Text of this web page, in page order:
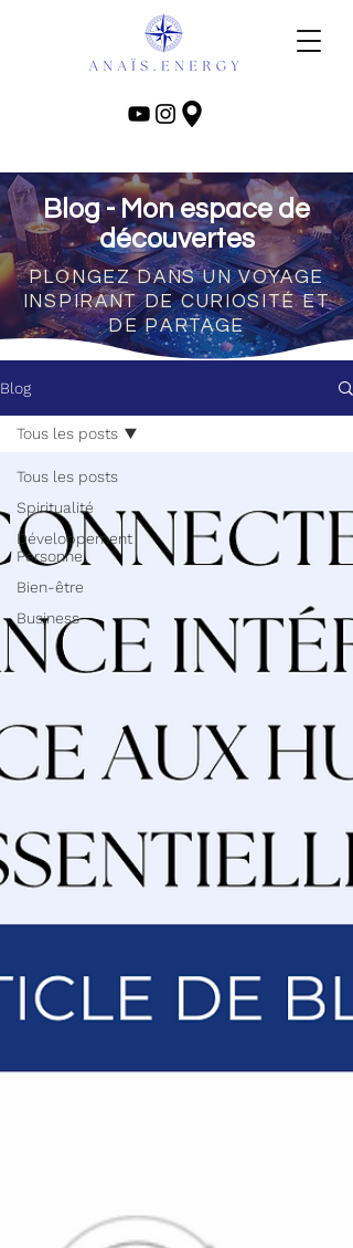
Blog - Mon espace de
découvertes
PLONGEZ DANS UN VOYAGE
INSPIRANT DE CURIOSITÉ ET
DE PARTAGE
Blog
Tous les posts
Spiritualité
Développement
Personnel
Bien-être
Business
Tous les posts